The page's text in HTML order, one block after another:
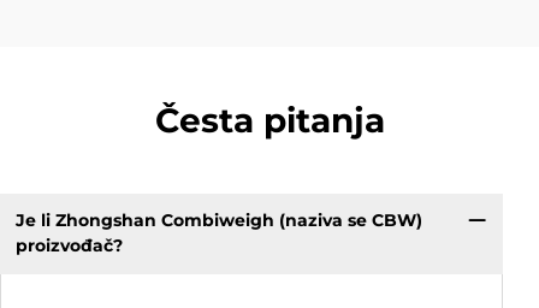
Česta pitanja
Je li Zhongshan Combiweigh (naziva se CBW)
proizvođač?